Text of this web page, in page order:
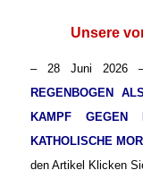
Unsere
– 28 Juni
REGENBOGEN
KAMPF GEGEN
KATHOLISCHE
den Artikel Klicken